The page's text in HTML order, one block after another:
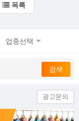
목록
업종선택
광고문의